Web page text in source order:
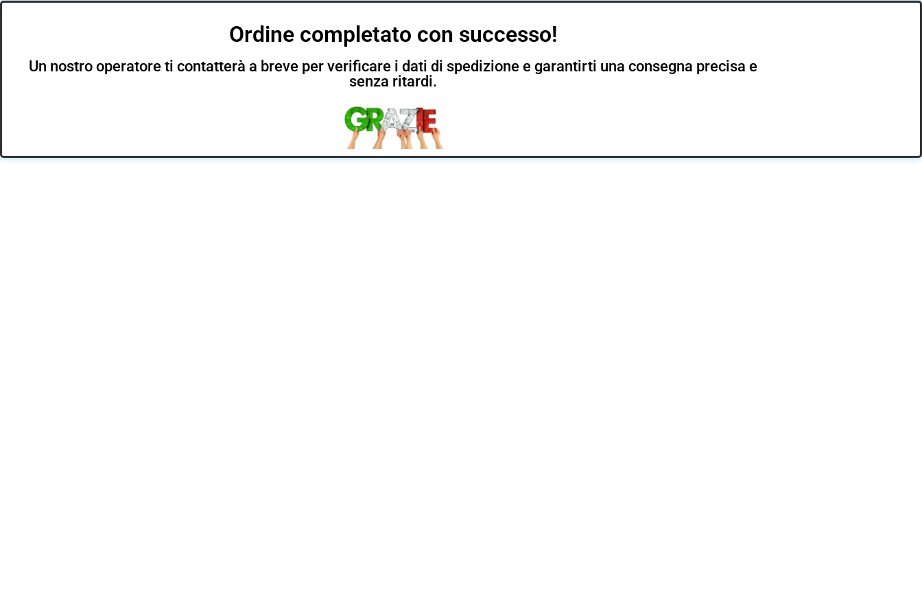
Ordine completato con successo!
Un nostro operatore ti contatterà a breve per verificare i dati di spedizione e garantirti una consegna precisa e
senza ritardi.